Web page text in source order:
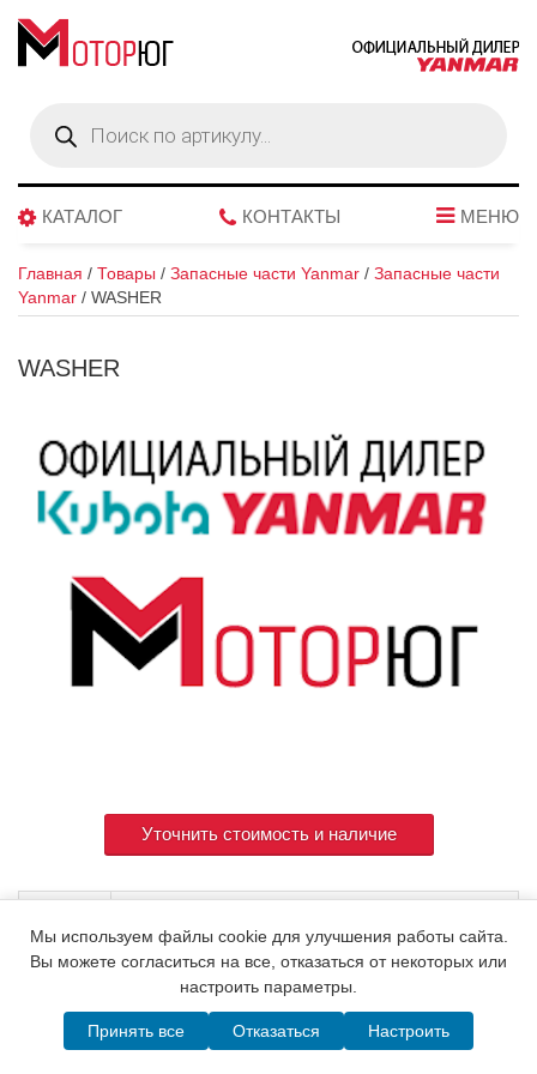
товаров
КАТАЛОГ КОНТАКТЫ МЕНЮ
Главная / Товары / Запасные части Yanmar / Запасные части
Yanmar / WASHER
WASHER
Уточнить стоимость и наличие
© 2015. Все права защищены.Мотор-Юг
Написать в MAX Telegram WhatsApp Позвонить
Мы используем файлы cookie для улучшения работы сайта.
Вы можете согласиться на все, отказаться от некоторых или
настроить параметры.
Принять все Отказаться Настроить